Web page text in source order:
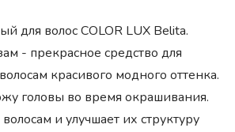
для волос COLOR LUX Belita.
- прекрасное средство для
красивого модного оттенка.
головы во время окрашивания.
и улучшает их структуру